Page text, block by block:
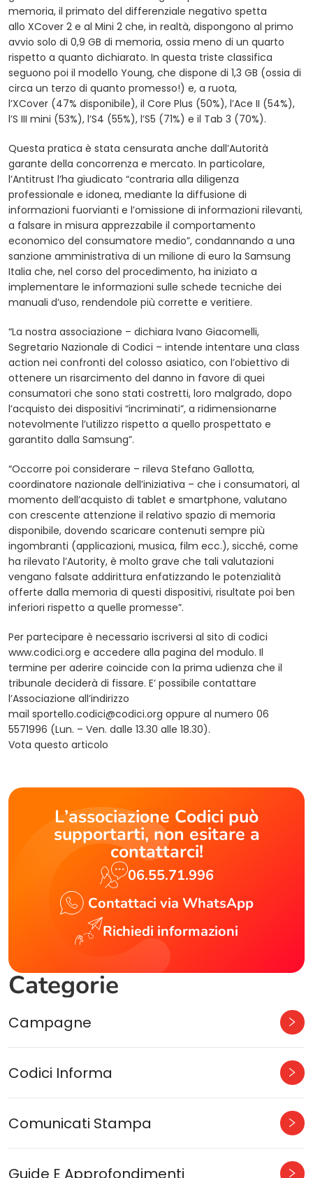
memoria, il primato del differenziale negativo spetta
allo XCover 2 e al Mini 2 che, in realtà, dispongono al primo
avvio solo di 0,9 GB di memoria, ossia meno di un quarto
rispetto a quanto dichiarato. In questa triste classifica
seguono poi il modello Young, che dispone di 1,3 GB (ossia di
circa un terzo di quanto promesso!) e, a ruota,
l’XCover (47% disponibile), il Core Plus (50%), l’Ace II (54%),
l’S III mini (53%), l’S4 (55%), l’S5 (71%) e il Tab 3 (70%).
Questa pratica è stata censurata anche dall’Autorità
garante della concorrenza e mercato. In particolare,
l’Antitrust l’ha giudicato “contraria alla diligenza
professionale e idonea, mediante la diffusione di
informazioni fuorvianti e l’omissione di informazioni rilevanti,
a falsare in misura apprezzabile il comportamento
economico del consumatore medio”, condannando a una
sanzione amministrativa di un milione di euro la Samsung
Italia che, nel corso del procedimento, ha iniziato a
implementare le informazioni sulle schede tecniche dei
manuali d’uso, rendendole più corrette e veritiere.
“La nostra associazione – dichiara Ivano Giacomelli,
Segretario Nazionale di Codici – intende intentare una class
action nei confronti del colosso asiatico, con l’obiettivo di
ottenere un risarcimento del danno in favore di quei
consumatori che sono stati costretti, loro malgrado, dopo
l’acquisto dei dispositivi “incriminati”, a ridimensionarne
notevolmente l’utilizzo rispetto a quello prospettato e
garantito dalla Samsung”.
“Occorre poi considerare – rileva Stefano Gallotta,
coordinatore nazionale dell’iniziativa – che i consumatori, al
momento dell’acquisto di tablet e smartphone, valutano
con crescente attenzione il relativo spazio di memoria
disponibile, dovendo scaricare contenuti sempre più
ingombranti (applicazioni, musica, film ecc.), sicché, come
ha rilevato l’Autority, è molto grave che tali valutazioni
vengano falsate addirittura enfatizzando le potenzialità
offerte dalla memoria di questi dispositivi, risultate poi ben
inferiori rispetto a quelle promesse”.
Per partecipare è necessario iscriversi al sito di codici
www.codici.org e accedere alla pagina del modulo. Il
termine per aderire coincide con la prima udienza che il
tribunale deciderà di fissare. E’ possibile contattare
l’Associazione all’indirizzo
mail sportello.codici@codici.org oppure al numero 06
5571996 (Lun. – Ven. dalle 13.30 alle 18.30).
Vota questo articolo
L’associazione Codici può
supportarti, non esitare a
contattarci!
06.55.71.996
Contattaci via WhatsApp
Richiedi informazioni
Categorie
Campagne
Codici Informa
Comunicati Stampa
Guide E Approfondimenti